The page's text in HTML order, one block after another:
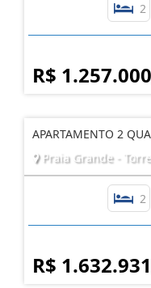
2
R$
APARTAMENTO 2
Praia Grande -
2
R$